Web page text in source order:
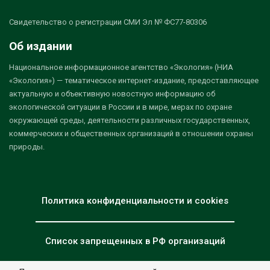
Свидетельство о регистрации СМИ Эл № ФС77-80306
Об издании
Национальное информационное агентство «Экология» (НИА
«Экология») — тематическое интернет-издание, предоставляющее
актуальную и объективную новостную информацию об
экологической ситуации в России и в мире, мерах по охране
окружающей среды, деятельности различных государственных,
коммерческих и общественных организаций в отношении охраны
природы.
Политика конфиденциальности и cookies
Список запрещенных в РФ организаций